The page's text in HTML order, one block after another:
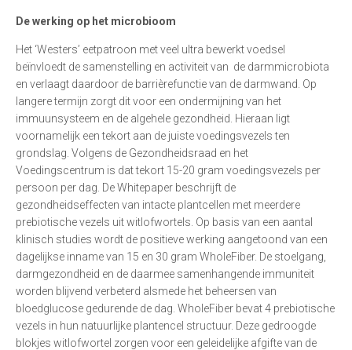
De werking op het microbioom
Het ‘Westers’ eetpatroon met veel ultra bewerkt voedsel
beïnvloedt de samenstelling en activiteit van de darmmicrobiota
en verlaagt daardoor de barrièrefunctie van de darmwand. Op
langere termijn zorgt dit voor een ondermijning van het
immuunsysteem en de algehele gezondheid. Hieraan ligt
voornamelijk een tekort aan de juiste voedingsvezels ten
grondslag. Volgens de Gezondheidsraad en het
Voedingscentrum is dat tekort 15-20 gram voedingsvezels per
persoon per dag. De Whitepaper beschrijft de
gezondheidseffecten van intacte plantcellen met meerdere
prebiotische vezels uit witlofwortels. Op basis van een aantal
klinisch studies wordt de positieve werking aangetoond van een
dagelijkse inname van 15 en 30 gram WholeFiber. De stoelgang,
darmgezondheid en de daarmee samenhangende immuniteit
worden blijvend verbeterd alsmede het beheersen van
bloedglucose gedurende de dag. WholeFiber bevat 4 prebiotische
vezels in hun natuurlijke plantencel structuur. Deze gedroogde
blokjes witlofwortel zorgen voor een geleidelijke afgifte van de